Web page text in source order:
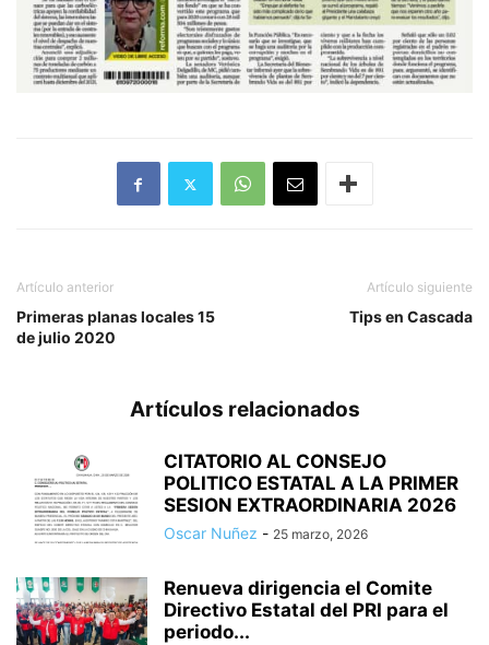
Artículo anterior
Primeras planas locales 15
de julio 2020
Artículo siguiente
Tips en Cascada
Artículos relacionados
CITATORIO AL CONSEJO
POLITICO ESTATAL A LA PRIMER
SESION EXTRAORDINARIA 2026
Oscar Nuñez - 25 marzo, 2026
Renueva dirigencia el Comite
Directivo Estatal del PRI para el
periodo...